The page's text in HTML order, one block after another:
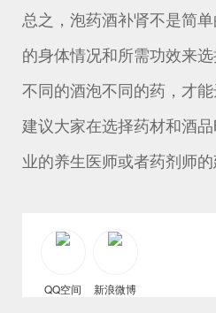
总之，泡药酒补肾不是简
的身体情况和所需功效来选
不同的酒泡不同的药，才能
建议大家在选择药材和酒
业的养生医师或者药剂师的
QQ空间 新浪微博